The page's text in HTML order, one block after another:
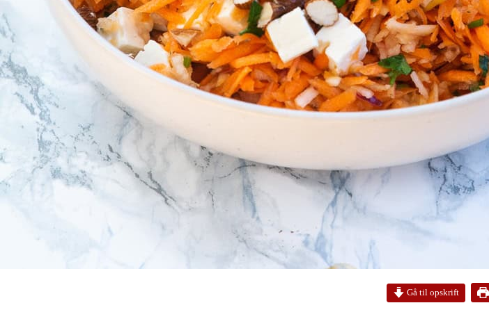
Gå til opskrift